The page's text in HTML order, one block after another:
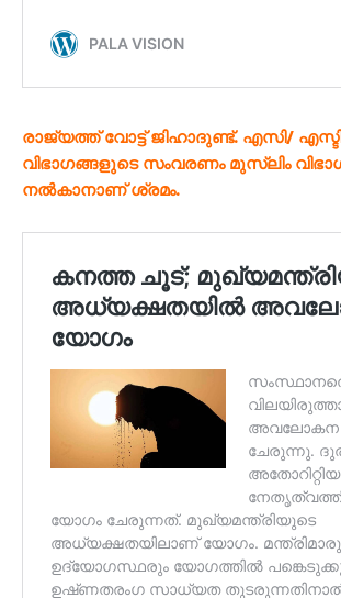
രാജ്യത്ത് വോട്ട് ജിഹാദുണ്ട്. എസി/
വിഭാഗങ്ങളുടെ സംവരണം മുസ്ലിം
നൽകാനാണ് ശ്രമം.